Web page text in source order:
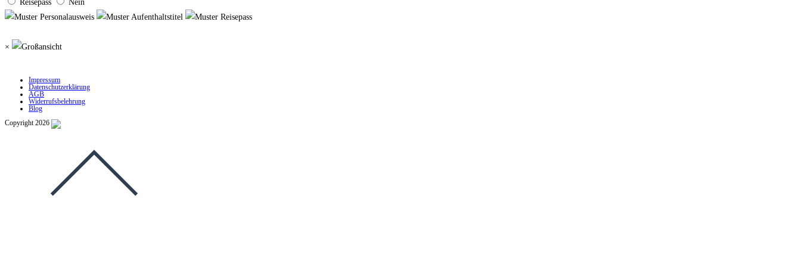
Reisepass Nein
×
Impressum
Datenschutzerklärung
AGB
Widerrufsbelehrung
Blog
Copyright 2026